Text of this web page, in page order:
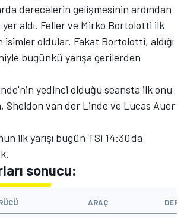
derecelerin gelişmesinin ardından
aldı. Feller ve Mirko Bortolotti ilk
isimler oldular. Fakat Bortolotti, aldığı
bugünkü yarışa gerilerden
yedinci olduğu seansta ilk onu
Sheldon van der Linde ve Lucas Auer
ilk yarışı bugün TSi 14:30'da
sonucu:
ARAÇ